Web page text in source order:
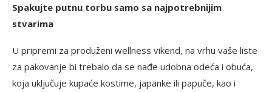
Spakujte putnu torbu samo sa najpotrebnijim
stvarima
U pripremi za produženi wellness vikend, na vrhu vaše liste
za pakovanje bi trebalo da se nađe udobna odeća i obuća,
koja uključuje kupaće kostime, japanke ili papuče, kao i